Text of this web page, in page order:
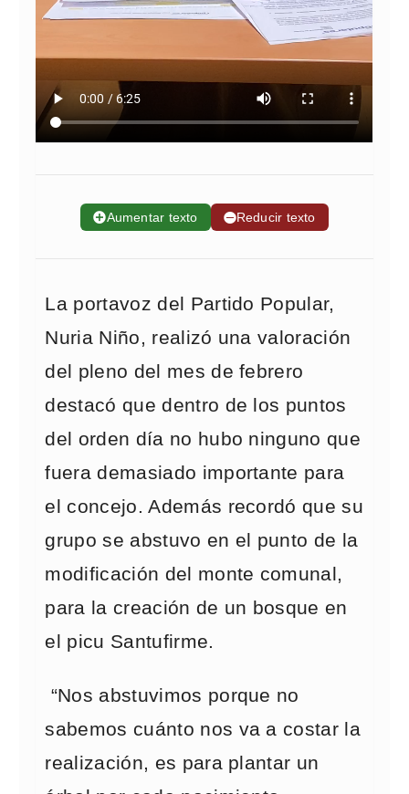
➕Aumentar texto ➖Reducir texto
La portavoz del Partido Popular,
Nuria Niño, realizó una valoración
del pleno del mes de febrero
destacó que dentro de los puntos
del orden día no hubo ninguno que
fuera demasiado importante para
el concejo. Además recordó que su
grupo se abstuvo en el punto de la
modificación del monte comunal,
para la creación de un bosque en
el picu Santufirme.
“Nos abstuvimos porque no
sabemos cuánto nos va a costar la
realización, es para plantar un